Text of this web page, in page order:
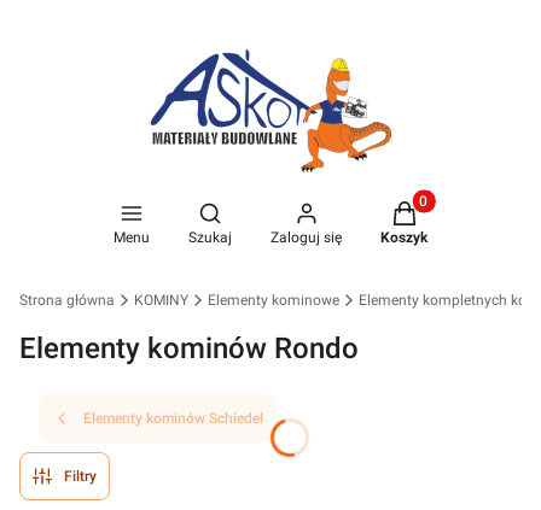
Menu
Otwórz wyszukiwarkę
Szukaj Zaloguj się
Produkty w
Koszyk
Strona główna KOMINY Elementy kominowe Elementy kompletnych
Elementy kominów Rondo
Elementy kominów Schiedel
Filtry